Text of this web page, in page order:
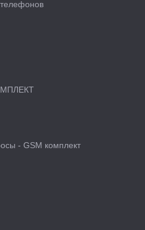
- GSM комплект